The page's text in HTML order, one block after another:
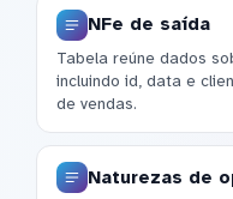
NFe de saída
Tabela reúne dados
incluindo id, data e
de vendas.
Naturezas de